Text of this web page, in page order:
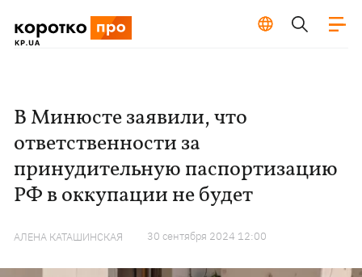
В Минюсте заявили, что
ответственности за
принудительную паспортизацию
РФ в оккупации не будет
АЛЕНА КАТАШИНСКАЯ 30 сентября 2024 12:00